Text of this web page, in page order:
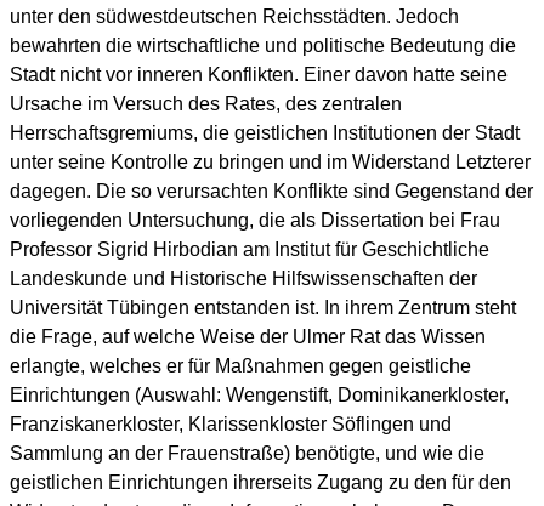
unter den südwestdeutschen Reichsstädten. Jedoch
bewahrten die wirtschaftliche und politische Bedeutung die
Stadt nicht vor inneren Konflikten. Einer davon hatte seine
Ursache im Versuch des Rates, des zentralen
Herrschaftsgremiums, die geistlichen Institutionen der Stadt
unter seine Kontrolle zu bringen und im Widerstand Letzterer
dagegen. Die so verursachten Konflikte sind Gegenstand der
vorliegenden Untersuchung, die als Dissertation bei Frau
Professor Sigrid Hirbodian am Institut für Geschichtliche
Landeskunde und Historische Hilfswissenschaften der
Universität Tübingen entstanden ist. In ihrem Zentrum steht
die Frage, auf welche Weise der Ulmer Rat das Wissen
erlangte, welches er für Maßnahmen gegen geistliche
Einrichtungen (Auswahl: Wengenstift, Dominikanerkloster,
Franziskanerkloster, Klarissenkloster Söflingen und
Sammlung an der Frauenstraße) benötigte, und wie die
geistlichen Einrichtungen ihrerseits Zugang zu den für den